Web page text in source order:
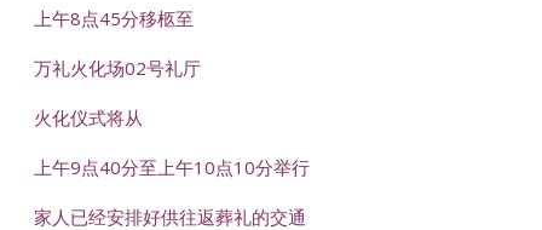
上午8点45分移柩至
万礼火化场02号礼厅
火化仪式将从
上午9点40分至上午10点10分举行
家人已经安排好供往返葬礼的交通